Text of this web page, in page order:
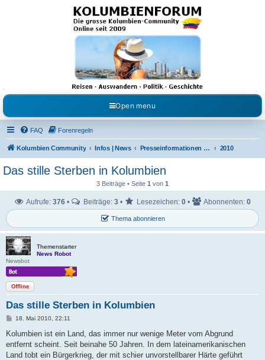
Kolumbienforum - Das
grosse Forum der
Freunde Kolumbiens
Reisen, Auswandern, Kultur, Politik, Geschichte und Visum in Kolumbien und Venezuela.
Austausch, Erfahrungen und Gemeinschaft im Kolumbienforum
Open menu
FAQ Forenregeln
Kolumbien Community Infos | News Presseinformationen & Neuigkeiten 2010
Das stille Sterben in Kolumbien
3 Beiträge • Seite 1 von 1
Thema abonnieren
Aufrufe: 376 • Beiträge: 3 • Lesezeichen: 0 • Abonnenten: 0
Themenstarter
News Robot
Newsbot
Offline
Das stille Sterben in Kolumbien
B
i
r
a
18. Mai 2010, 22:11
Kolumbien ist ein Land, das immer nur wenige Meter vom Abgrund
entfernt scheint. Seit beinahe 50 Jahren. In dem lateinamerikanischen
Land tobt ein Bürgerkrieg, der mit schier unvorstellbarer Härte geführt